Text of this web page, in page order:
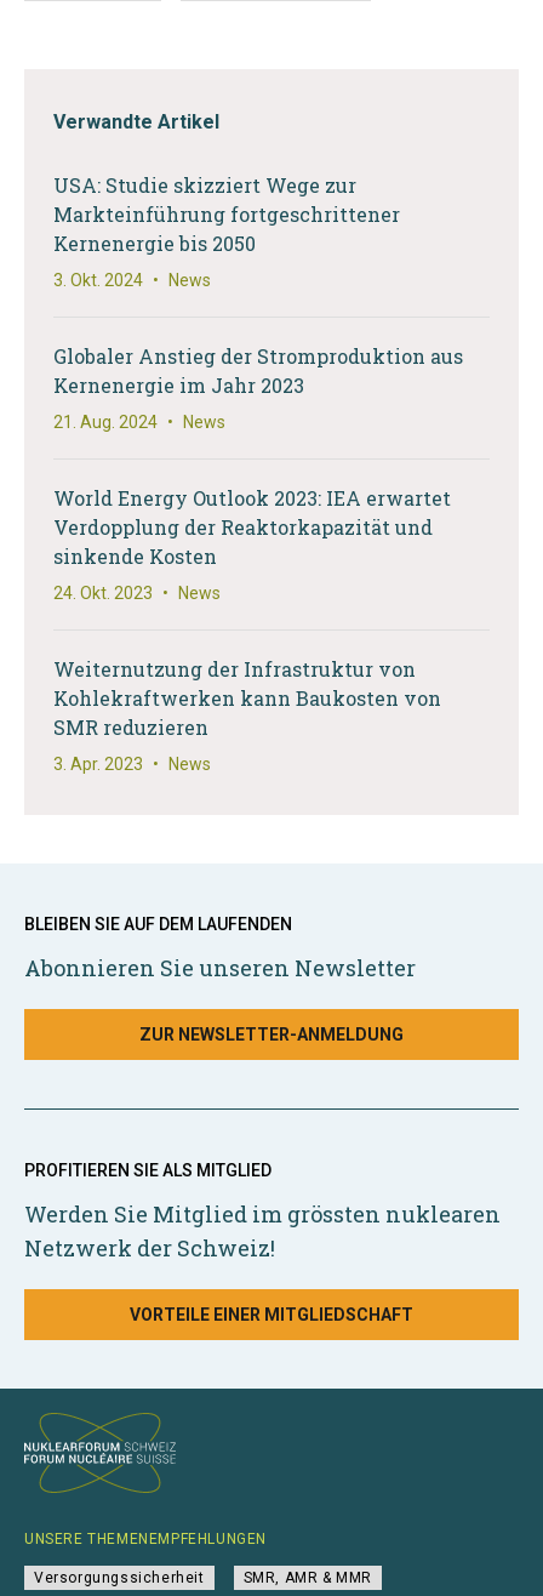
Verwandte Artikel
USA: Studie skizziert Wege zur
Markteinführung fortgeschrittener
Kernenergie bis 2050
3. Okt. 2024 • News
Globaler Anstieg der Stromproduktion aus
Kernenergie im Jahr 2023
21. Aug. 2024 • News
World Energy Outlook 2023: IEA erwartet
Verdopplung der Reaktorkapazität und
sinkende Kosten
24. Okt. 2023 • News
Weiternutzung der Infrastruktur von
Kohlekraftwerken kann Baukosten von
SMR reduzieren
3. Apr. 2023 • News
BLEIBEN SIE AUF DEM LAUFENDEN
Abonnieren Sie unseren Newsletter
ZUR NEWSLETTER-ANMELDUNG
PROFITIEREN SIE ALS MITGLIED
Werden Sie Mitglied im grössten nuklearen
Netzwerk der Schweiz!
VORTEILE EINER MITGLIEDSCHAFT
UNSERE THEMENEMPFEHLUNGEN
Versorgungssicherheit SMR, AMR & MMR